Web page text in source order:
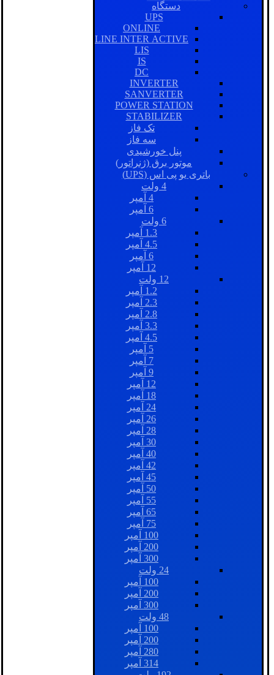
دستگاه
UPS
ONLINE
LINE INTER ACTIVE
LIS
IS
DC
INVERTER
SANVERTER
POWER STATION
STABILIZER
تک فاز
سه فاز
پنل خورشیدی
موتور برق (ژنراتور)
باتری یو پی اس (UPS)
4 ولت
4 آمپر
6 آمپر
6 ولت
1.3 آمپر
4.5 آمپر
6 آمپر
12 آمپر
12 ولت
1.2 آمپر
2.3 آمپر
2.8 آمپر
3.3 آمپر
4.5 آمپر
5 آمپر
7 آمپر
9 آمپر
12 آمپر
18 آمپر
24 آمپر
26 آمپر
28 آمپر
30 آمپر
40 آمپر
42 آمپر
45 آمپر
50 آمپر
55 آمپر
65 آمپر
75 آمپر
100 آمپر
200 آمپر
300 آمپر
24 ولت
100 آمپر
200 آمپر
300 آمپر
48 ولت
100 آمپر
200 آمپر
280 آمپر
314 آمپر